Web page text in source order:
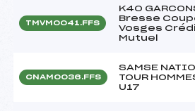
TMVM0041.FFS
K40
Bresse
Vosges
Mutuel
CNAM0036.FFS
SAMSE
TOUR
U17